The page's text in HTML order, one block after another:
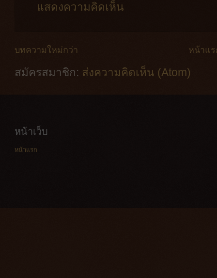
แสดงความคิดเห็น
บทความใหม่กว่า หน้าแร
สมัครสมาชิก: ส่งความคิดเห็น (Atom)
หน้าเว็บ
หน้าแรก